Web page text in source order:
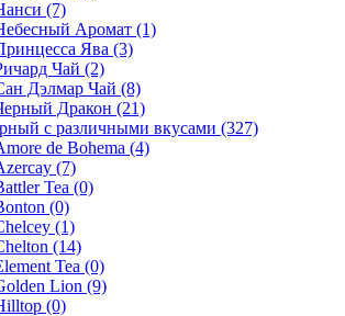
(7)
Аромат (1)
Ява (3)
Чай (2)
Дэлмар Чай (8)
Дракон (21)
с различными вкусами (327)
de Bohema (4)
(7)
Tea (0)
(0)
(1)
(14)
Tea (0)
Lion (9)
(0)